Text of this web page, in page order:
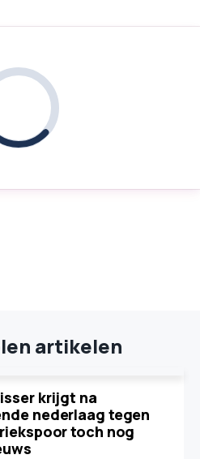
artikelen
krijgt na
nederlaag tegen
toch nog